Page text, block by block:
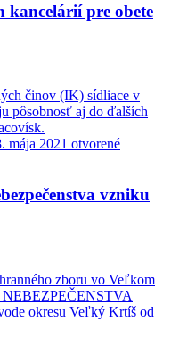
kancelárií pre obete
činov (IK) sídliace v
pôsobnosť aj do ďalších
mája 2021 otvorené
vzniku
zboru vo Veľkom
okresu Veľký Krtíš od